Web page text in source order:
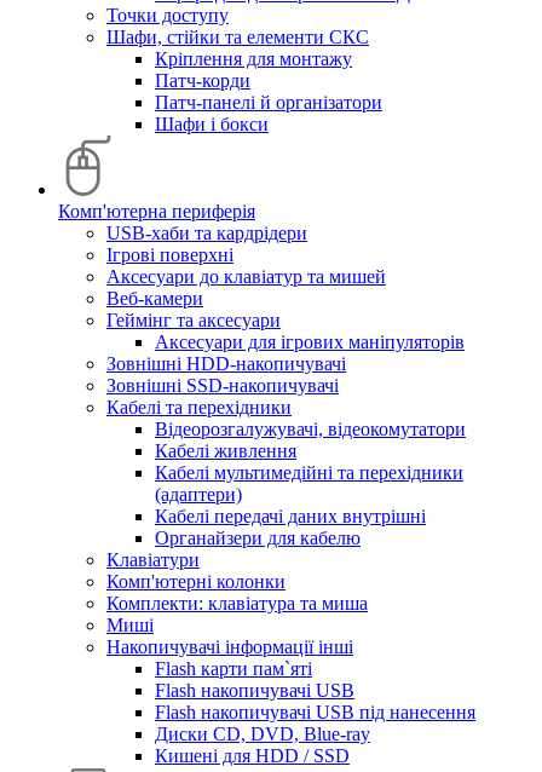
Точки доступу
Шафи, стійки та елементи СКС
Кріплення для монтажу
Патч-корди
Патч-панелі й організатори
Шафи і бокси
Комп'ютерна периферія
USB-хаби та кардрідери
Ігрові поверхні
Аксесуари до клавіатур та мишей
Веб-камери
Геймінг та аксесуари
Аксесуари для ігрових маніпуляторів
Зовнішні HDD-накопичувачі
Зовнішні SSD-накопичувачі
Кабелі та перехідники
Відеорозгалужувачі, відеокомутатори
Кабелі живлення
Кабелі мультимедійні та перехідники
(адаптери)
Кабелі передачі даних внутрішні
Органайзери для кабелю
Клавіатури
Комп'ютерні колонки
Комплекти: клавіатура та миша
Миші
Накопичувачі інформації інші
Flash карти пам`яті
Flash накопичувачі USB
Flash накопичувачі USB під нанесення
Диски CD, DVD, Blue-ray
Кишені для HDD / SSD